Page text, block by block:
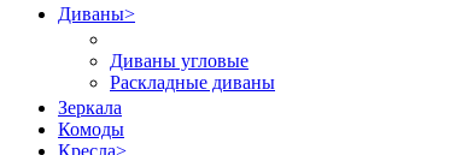
Диваны>
Диваны угловые
Раскладные диваны
Зеркала
Комоды
Кресла>